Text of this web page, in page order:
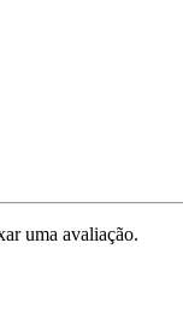
uma avaliação.